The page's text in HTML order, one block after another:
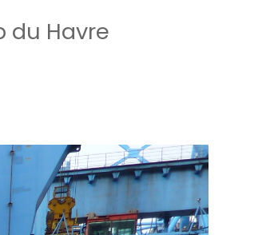
du Havre